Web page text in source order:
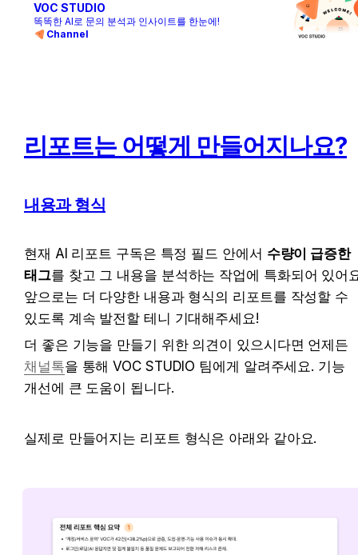
VOC STUDIO
똑똑한 AI로 문의 분석과 인사이트를 한눈에!
Channel
리포트는 어떻게 만들어지나요?
내용과 형식
현재 AI 리포트 구독은 특정 필드 안에서 수량이 급증한
태그를 찾고 그 내용을 분석하는 작업에 특화되어 있어
앞으로는 더 다양한 내용과 형식의 리포트를 작성할 수
있도록 계속 발전할 테니 기대해주세요!
채널톡을 통해 VOC STUDIO 팀에게 알려주세요. 기능
개선에 큰 도움이 됩니다.
실제로 만들어지는 리포트 형식은 아래와 같아요.